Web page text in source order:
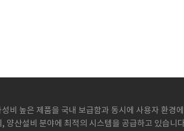
비 높은 제품을 국내 보급함과 동시에 사용자 환
양산설비 분야에 최적의 시스템을 공급하고 있습니